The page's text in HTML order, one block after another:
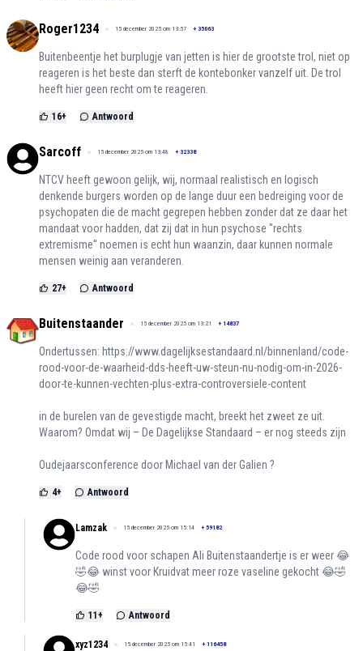
Roger1234 15 december 2025 om 13:57 + 35063
Buitenbeentje het burplugje van jetten is hier de grootste trol, niet op
reageren is het beste dan sterft de kontebonker vanzelf uit. De trol
heeft hier geen recht om te reageren.
16+ Antwoord
Sarcoff 15 december 2025 om 13:48 + 32338
NTCV heeft gewoon gelijk, wij, normaal realistisch en logisch
denkende burgers worden op de lange duur een bedreiging voor de
psychopaten die de macht gegrepen hebben zonder dat ze daar het
mandaat voor hadden, dat zij dat in hun psychose ''rechts
extremisme'' noemen is echt hun waanzin, daar kunnen normale
mensen weinig aan veranderen.
27+ Antwoord
Buitenstaander 15 december 2025 om 13:21 + 14837
Ondertussen: https://www.dagelijksestandaard.nl/binnenland/code-
rood-voor-de-waarheid-dds-heeft-uw-steun-nu-nodig-om-in-2026-
door-te-kunnen-vechten-plus-extra-controversiele-content
in de burelen van de gevestigde macht, breekt het zweet ze uit.
Waarom? Omdat wij – De Dagelijkse Standaard – er nog steeds zijn
Oudejaarsconference door Michael van der Galien ?
4+ Antwoord
Lamzak 15 december 2025 om 15:14 + 59182
Code rood voor schapen Ali Buitenstaandertje is er weer 😂
🤣😂 winst voor Kruidvat meer roze vaseline gekocht 😂🤣
😂🤣
11+ Antwoord
xyz1234 15 december 2025 om 15:41 + 116458